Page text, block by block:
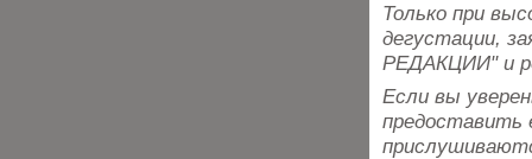
Только при
дегустации,
РЕДАКЦИИ" и
Если вы
предоставить